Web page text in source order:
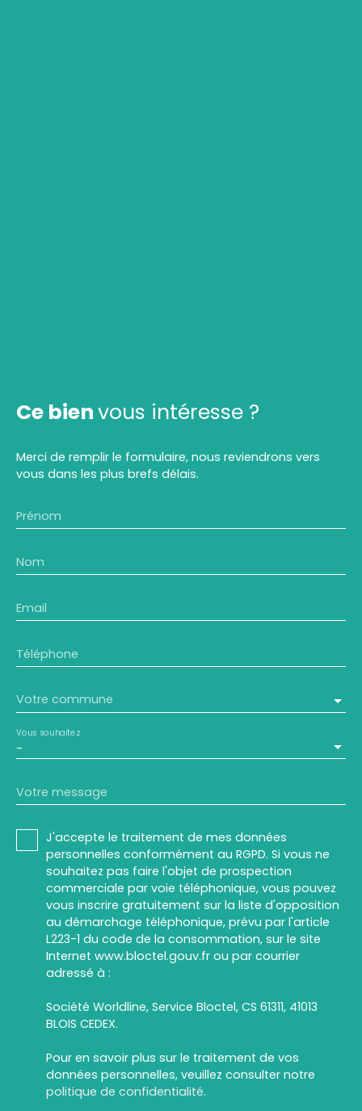
Ce bienvous intéresse ?
Merci de remplir le formulaire, nous reviendrons vers
vous dans les plus brefs délais.
Prénom
Nom
Email
Téléphone
Votre commune
-
Vous souhaitez
Votre message
J'accepte le traitement de mes données
personnelles conformément au RGPD. Si vous ne
souhaitez pas faire l'objet de prospection
commerciale par voie téléphonique, vous pouvez
vous inscrire gratuitement sur la liste d'opposition
au démarchage téléphonique, prévu par l'article
L223-1 du code de la consommation, sur le site
Internet www.bloctel.gouv.fr ou par courrier
adressé à :
Société Worldline, Service Bloctel, CS 61311, 41013
BLOIS CEDEX.
Pour en savoir plus sur le traitement de vos
données personnelles, veuillez consulter notre
politique de confidentialité.